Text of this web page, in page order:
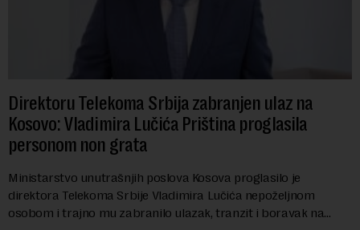
Direktoru Telekoma Srbija zabranjen ulaz na
Kosovo: Vladimira Lučića Priština proglasila
personom non grata
Ministarstvo unutrašnjih poslova Kosova proglasilo je
direktora Telekoma Srbije Vladimira Lučića nepoželjnom
osobom i trajno mu zabranilo ulazak, tranzit i boravak na